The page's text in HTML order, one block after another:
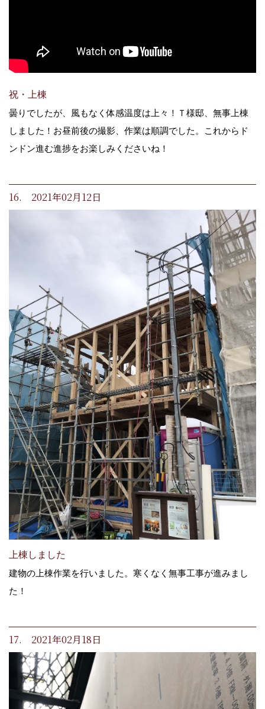
祝・上棟
曇りでしたが、風もなく体感温度は上々！Ｔ様邸、無事上棟
しました！お昼前後の撮影、作業は順調でした。これからド
ンドン進む進捗をお楽しみくださいね！
16. 2021年02月12日
上棟しました
建物の上棟作業を行いました。寒くなく無事工事が進みまし
た！
17. 2021年02月18日